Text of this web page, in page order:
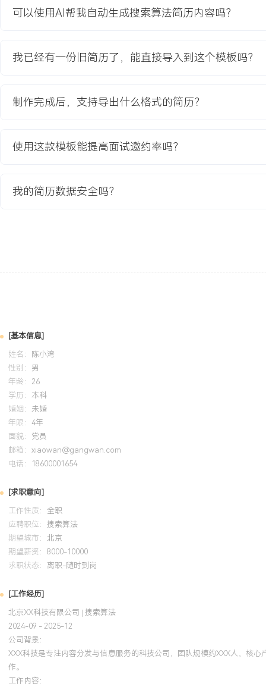
3.系统工程：负责检索服务端核心模块的开发，实现高效的向量化
设计多路召回策略，融合文本、视觉及热度信号，确保检索结果的
相关性与满意度核心指标；根据数据分析结果持续迭代模型与策略。
索，覆盖XXX个核心垂类场景。
3.项目使搜索系统能力边界得到突破，获评公司年度技术创新奖，相
教育背景
与Java完成基础检索系统搭建，熟悉Linux开发环境与Git协作流程，
专业背景：X年人工智能行业算法研发经验，深耕搜索与推荐系统方
计、算法实现到工程落地及效果闭环的全链路能力，主导过亿级用
迭代。算法与工程：精通搜索召回、排序、语义理解等核心技术，
用于大规模线上系统的丰富经验，曾主导模型升级使意图识别准确率
架构优化使服务延迟降低XXX%、资源成本下降XXX%。系统构建：
法迭代体系，主导搭建AB实验平台，规范实验流程，使策略迭代周
障了技术决策的科学性与产品指标的持续增长。团队与协作：具备
指导经验，注重知识沉淀与流程规范，培养初级工程师XXX名，输
利，提升团队整体技术水位与协作效率。个人特质：逻辑严谨，对
习，乐于进行技术分享。
培训经历
模型调优环节，通过改进训练数据采样策略与优化器设置，使跨模
集上的收敛速度提升XXX%，并显著提升了模型在长尾视觉类别上的
可以使用AI帮我自动生成搜索算法简历内容吗？
我已经有一份旧简历了，能直接导入到这个模板吗？
制作完成后，支持导出什么格式的简历？
使用这款模板能提高面试邀约率吗？
我的简历数据安全吗？
[基本信息]
姓名：
陈小湾
性别： 男
年龄： 26
学历： 本科
婚姻： 未婚
年限： 4年
面貌： 党员
邮箱： xiaowan@gangwan.com
电话：
18600001654
[求职意向]
工作性质： 全职
应聘职位： 搜索算法
期望城市： 北京
期望薪资： 8000-10000
求职状态： 离职-随时到岗
[工作经历]
北京XX科技有限公司 | 搜索算法
2024-09 - 2025-12
公司背景：
XXX科技是专注内容分发与信息服务的科技公司，团队规模约XXX人，核
作。
工作内容：